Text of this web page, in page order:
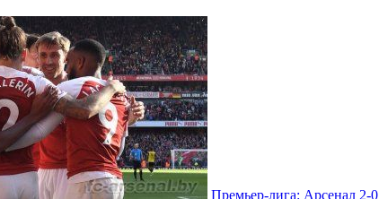
Премьер-лига: Арсенал 2-0